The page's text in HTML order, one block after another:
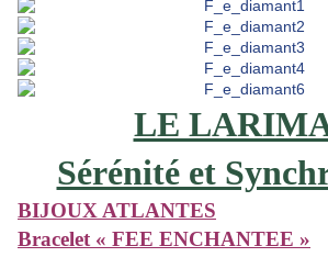
LE
Sérénité et
BIJOUX ATLANTES
Bracelet « FEE ENCHANTEE »